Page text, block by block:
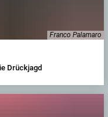
Franco Palamaro
Drückjagd